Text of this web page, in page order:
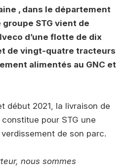
, dans le département
STG vient de
d’une flotte de dix
de vingt-quatre tracteurs
alimentés au GNC et
début 2021, la livraison de
pour STG une
de son parc.
nous sommes